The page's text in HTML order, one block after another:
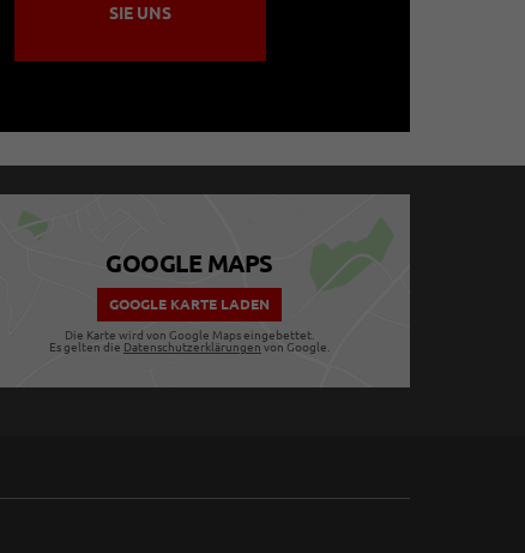
SIE UNS
GOOGLE MAPS
GOOGLE KARTE LADEN
Die Karte wird von Google Maps eingebettet.
Es gelten die Datenschutzerklärungen von Google.